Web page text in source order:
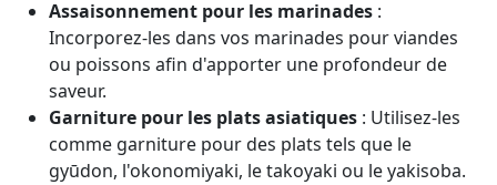
Assaisonnement pour les marinades :
Incorporez-les dans vos marinades pour viandes
ou poissons afin d'apporter une profondeur de
saveur.
Garniture pour les plats asiatiques : Utilisez-les
comme garniture pour des plats tels que le
gyūdon, l'okonomiyaki, le takoyaki ou le yakisoba.